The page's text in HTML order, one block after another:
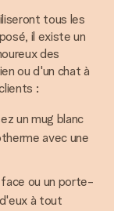
tous les
il existe un
des
ou d'un chat à
:
un mug blanc
avec une
ou un porte-
à tout